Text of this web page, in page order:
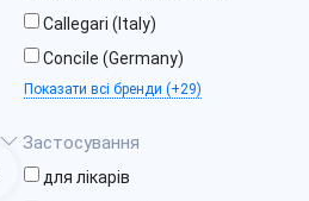
Callegari (Italy)
Concile (Germany)
Показати всі бренди (+29)
Застосування
для лікарів